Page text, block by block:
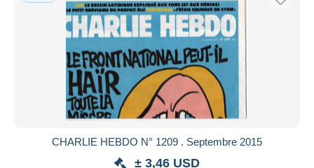
CHARLIE HEBDO N° 1209 . Septembre 2015
± 3,46 USD